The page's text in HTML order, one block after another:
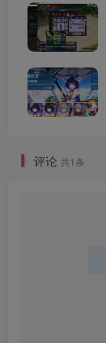
评论 共1条